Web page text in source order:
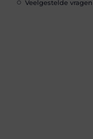
Veelgestelde vragen